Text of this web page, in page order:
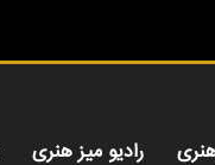
رادیو میز هنری